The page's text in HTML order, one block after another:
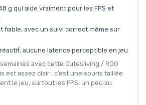
g qui aide vraiment pour les FPS et
fiable, avec un suivi correct même sur
aucune latence perceptible en jeu
avec cette Cutesliving / ROG
est assez clair : c’est une souris taillée
le jeu, surtout les FPS, un peu au